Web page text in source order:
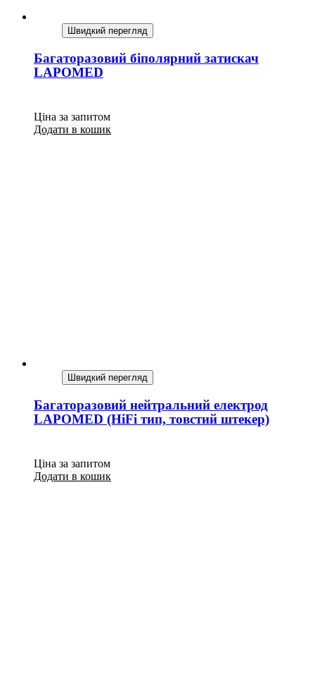
Швидкий перегляд
Багаторазовий біполярний затискач
LAPOMED
Ціна за запитом
Додати в кошик
Швидкий перегляд
Багаторазовий нейтральний електрод
LAPOMED (HiFi тип, товстий штекер)
Ціна за запитом
Додати в кошик